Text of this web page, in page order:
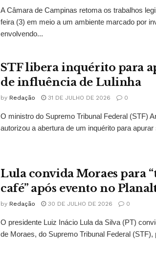
A Câmara de Campinas retoma os trabalhos
feira (3) em meio a um ambiente marcado por
envolvendo...
STF libera inquérito para
de influência de Lulinha
by Redação 31 DE JULHO DE 2026 0
O ministro do Supremo Tribunal Federal (STF)
autorizou a abertura de um inquérito para
Lula convida Moraes para
café” após evento no
by Redação 30 DE JULHO DE 2026 0
O presidente Luiz Inácio Lula da Silva (PT)
de Moraes, do Supremo Tribunal Federal (STF),